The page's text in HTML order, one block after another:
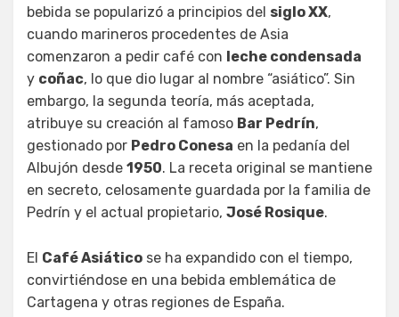
bebida se popularizó a principios del siglo XX,
cuando marineros procedentes de Asia
comenzaron a pedir café con leche condensada
y coñac, lo que dio lugar al nombre “asiático”. Sin
embargo, la segunda teoría, más aceptada,
atribuye su creación al famoso Bar Pedrín,
gestionado por Pedro Conesa en la pedanía del
Albujón desde 1950. La receta original se mantiene
en secreto, celosamente guardada por la familia de
Pedrín y el actual propietario, José Rosique.
El Café Asiático se ha expandido con el tiempo,
convirtiéndose en una bebida emblemática de
Cartagena y otras regiones de España.